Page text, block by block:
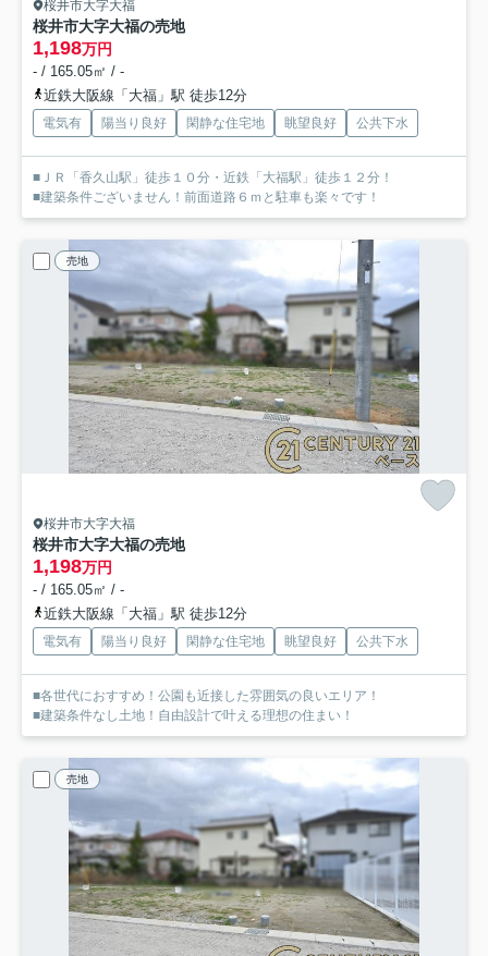
桜井市大字大福
桜井市大字大福の売地
1,198万円
- / 165.05㎡ / -
近鉄大阪線「大福」駅 徒歩12分
電気有 陽当り良好 閑静な住宅地 眺望良好 公共下水
■ＪＲ「香久山駅」徒歩１０分・近鉄「大福駅」徒歩１２分！
■建築条件ございません！前面道路６ｍと駐車も楽々です！
売地
桜井市大字大福
桜井市大字大福の売地
1,198万円
- / 165.05㎡ / -
近鉄大阪線「大福」駅 徒歩12分
電気有 陽当り良好 閑静な住宅地 眺望良好 公共下水
■各世代におすすめ！公園も近接した雰囲気の良いエリア！
■建築条件なし土地！自由設計で叶える理想の住まい！
売地